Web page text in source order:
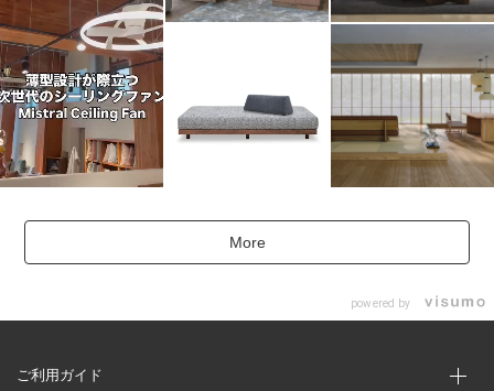
More
powered by
ご利用ガイド